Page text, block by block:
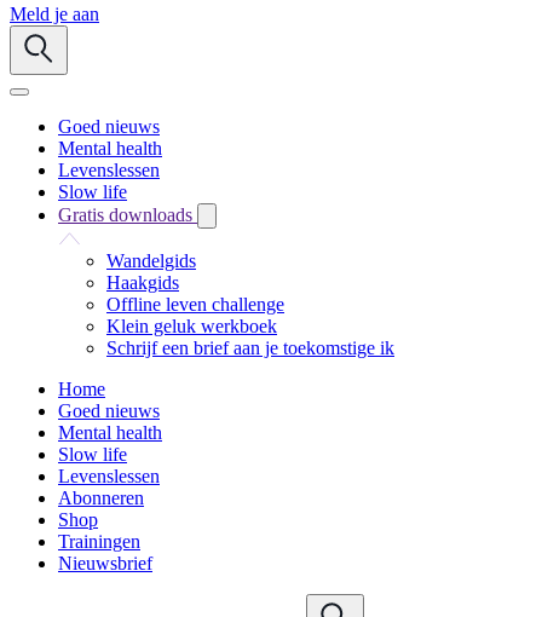
Meld je aan
Goed nieuws
Mental health
Levenslessen
Slow life
Gratis downloads
Wandelgids
Haakgids
Offline leven challenge
Klein geluk werkboek
Schrijf een brief aan je toekomstige ik
Home
Goed nieuws
Mental health
Slow life
Levenslessen
Abonneren
Shop
Trainingen
Nieuwsbrief